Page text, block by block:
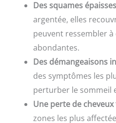
Des squames
argentée, elles
peuvent ressembler
abondantes.
Des démangeaisons
des symptômes les
perturber le sommeil
Une perte de
zones les plus